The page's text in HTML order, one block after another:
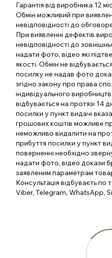
Гарантія від виробника 12
Обмін можливий при
невідповідності до
При виявленні дефектів
невідповідності до
надати фото, відео які
якості. Обмін не
посилку не надав фото
згідно закону про права
індивідуального
відбувається на протязі 14
посилки у пункт видачі
грошових коштів можливе
неможливо видалити на
прибуття посилки у пункт
поверненні необхідно
надати фото, відео докази
заявленим параметрам
Консультація відбуваєть
Viber, Telegram, WhatsApp,